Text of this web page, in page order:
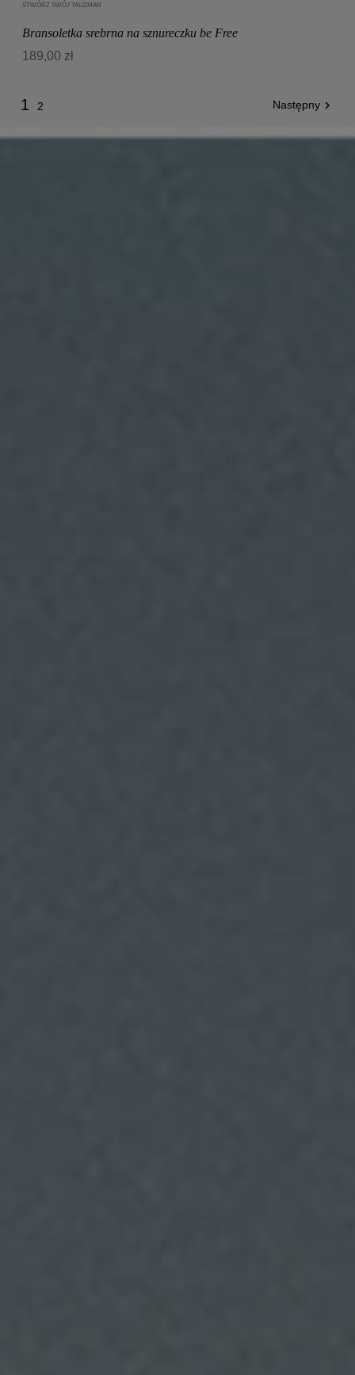
STWÓRZ SWÓJ TALIZMAN
Bransoletka srebrna na sznureczku be Free
189,00 zł
1 2 Następny 